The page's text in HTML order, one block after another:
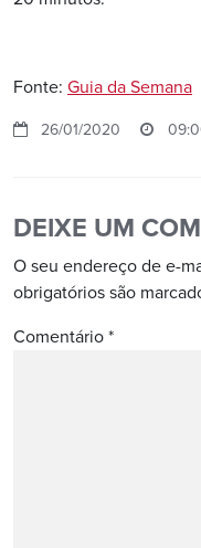
Fonte: Guia da Semana
26/01/2020
DEIXE UM
O seu endereço de e-
obrigatórios são
Comentário *